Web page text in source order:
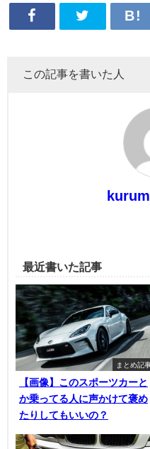
この記事を書いた人
最近書いた記事
まとめ記
【画像】このスポーツカーと
か乗ってる人に声かけて褒め
たりしてもいいの？